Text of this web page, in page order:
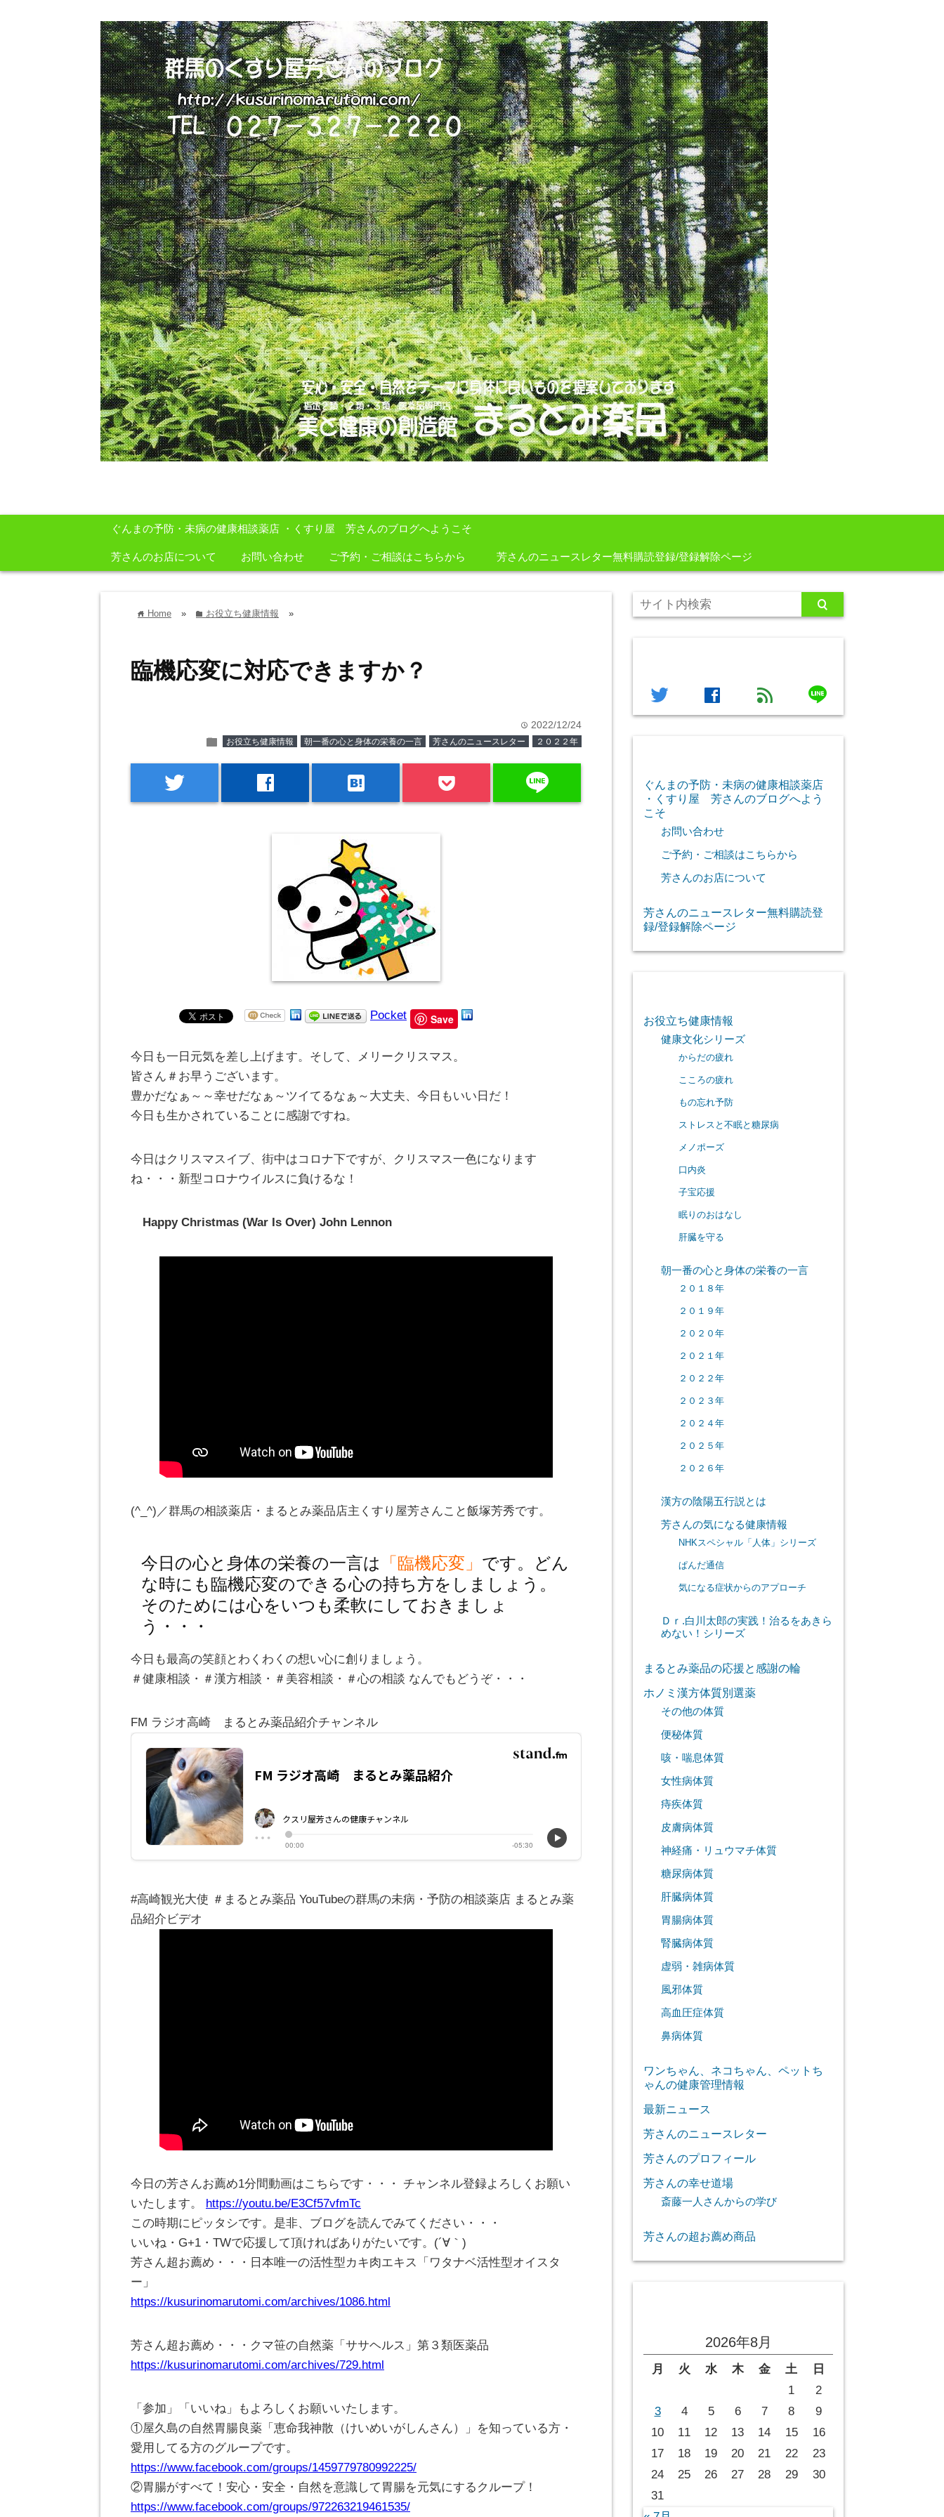
ぐんまの予防・未病の健康相談薬店 ・くすり屋 芳さんのブログへようこそ
芳さんのお店について お問い合わせ ご予約・ご相談はこちらから 芳さんのニュースレター無料購読登録/登録解除ページ
home Home » folder お役立ち健康情報 »
臨機応変に対応できますか？
time 2022/12/24
folder お役立ち健康情報 朝一番の心と身体の栄養の一言 芳さんのニュースレター ２０２２年
twitter facebook hatenabookmark line
Pocket Save
今日も一日元気を差し上げます。そして、メリークリスマス。
皆さん＃お早うございます。
豊かだなぁ～～幸せだなぁ～ツイてるなぁ～大丈夫、今日もいい日だ！
今日も生かされていることに感謝ですね。
今日はクリスマスイブ、街中はコロナ下ですが、クリスマス一色になります
ね・・・新型コロナウイルスに負けるな！
Happy Christmas (War Is Over) John Lennon
(^_^)／群馬の相談薬店・まるとみ薬品店主くすり屋芳さんこと飯塚芳秀です。
今日の心と身体の栄養の一言は 「臨機応変」 です。どん
な時にも臨機応変のできる心の持ち方をしましょう。
そのためには心をいつも柔軟にしておきましょ
う・・・
今日も最高の笑顔とわくわくの想い心に創りましょう。
＃健康相談・＃漢方相談・＃美容相談・＃心の相談 なんでもどうぞ・・・
FM ラジオ高崎 まるとみ薬品紹介チャンネル
#高崎観光大使 ＃まるとみ薬品 YouTubeの群馬の未病・予防の相談薬店 まるとみ薬
品紹介ビデオ
今日の芳さんお薦め1分間動画はこちらです・・・ チャンネル登録よろしくお願い
いたします。 https://youtu.be/E3Cf57vfmTc
この時期にピッタシです。是非、ブログを読んでみてください・・・
いいね・G+1・TWで応援して頂ければありがたいです。(´∀｀ )
芳さん超お薦め・・・日本唯一の活性型カキ肉エキス「ワタナベ活性型オイスタ
ー」
https://kusurinomarutomi.com/archives/1086.html
芳さん超お薦め・・・クマ笹の自然薬「ササヘルス」第３類医薬品
https://kusurinomarutomi.com/archives/729.html
「参加」「いいね」もよろしくお願いいたします。
①屋久島の自然胃腸良薬「恵命我神散（けいめいがしんさん）」を知っている方・
愛用してる方のグループです。
https://www.facebook.com/groups/1459779780992225/
②胃腸がすべて！安心・安全・自然を意識して胃腸を元気にするクループ！
https://www.facebook.com/groups/972263219461535/
twitter facebook feed line
ぐんまの予防・未病の健康相談薬店
・くすり屋 芳さんのブログへよう
こそ
お問い合わせ
ご予約・ご相談はこちらから
芳さんのお店について
芳さんのニュースレター無料購読登
録/登録解除ページ
お役立ち健康情報
健康文化シリーズ
からだの疲れ
こころの疲れ
もの忘れ予防
ストレスと不眠と糖尿病
メノポーズ
口内炎
子宝応援
眠りのおはなし
肝臓を守る
朝一番の心と身体の栄養の一言
２０１８年
２０１９年
２０２０年
２０２１年
２０２２年
２０２３年
２０２４年
２０２５年
２０２６年
漢方の陰陽五行説とは
芳さんの気になる健康情報
NHKスペシャル「人体」シリーズ
ぱんだ通信
気になる症状からのアプローチ
Ｄｒ.白川太郎の実践！治るをあきら
めない！シリーズ
まるとみ薬品の応援と感謝の輪
ホノミ漢方体質別選薬
その他の体質
便秘体質
咳・喘息体質
女性病体質
痔疾体質
皮膚病体質
神経痛・リュウマチ体質
糖尿病体質
肝臓病体質
胃腸病体質
腎臓病体質
虚弱・雑病体質
風邪体質
高血圧症体質
鼻病体質
ワンちゃん、ネコちゃん、ペットち
ゃんの健康管理情報
最新ニュース
芳さんのニュースレター
芳さんのプロフィール
芳さんの幸せ道場
斎藤一人さんからの学び
芳さんの超お薦め商品
2026年8月
月 火 水 木 金 土
日
1
2
3
4 5 6 7 8
9
10
11 12 13 14 15
16
17
18 19 20 21 22
23
24
25 26 27 28 29
30
31